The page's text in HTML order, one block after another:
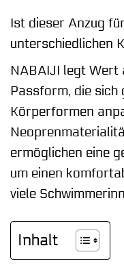
Ist dieser Anzug
unterschiedlichen
NABAIJI legt Wert
Passform, die sich
Körperformen
ermöglichen eine
um einen
viele
Inhalt